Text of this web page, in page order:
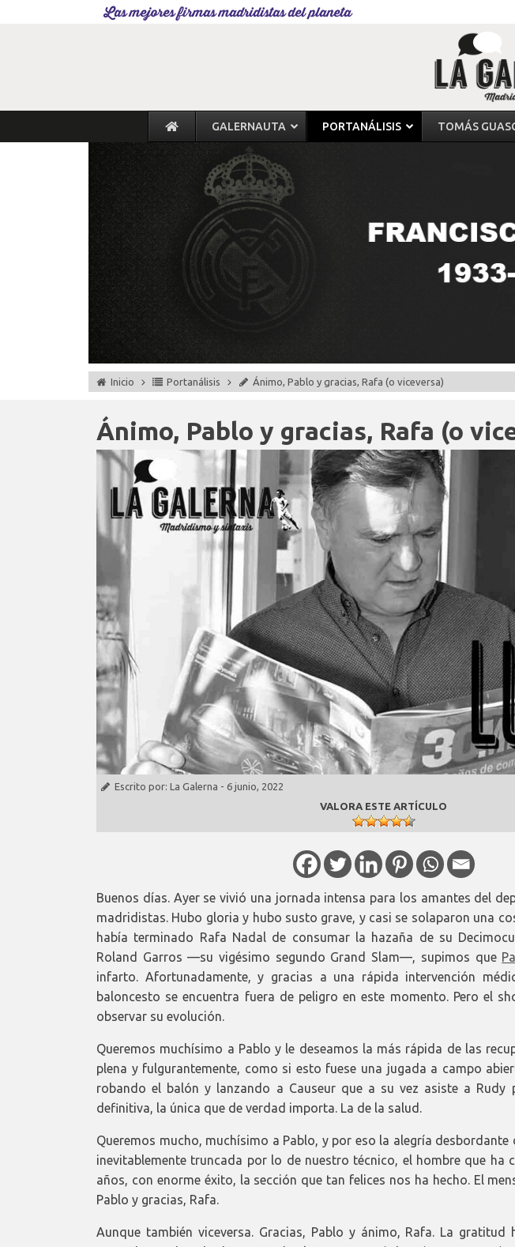
Las mejores firmas madridistas del planeta
GALERNAUTA PORTANÁLISIS TOMÁS
Inicio Portanálisis Ánimo, Pablo y gracias, Rafa (o viceversa)
Ánimo, Pablo y gracias, Rafa (o
Escrito por: La Galerna - 6 junio, 2022
VALORA ESTE ARTÍCULO
Buenos días. Ayer se vivió una jornada intensa para los amantes del
madridistas. Hubo gloria y hubo susto grave, y casi se solaparon una
había terminado Rafa Nadal de consumar la hazaña de su
Roland Garros —su vigésimo segundo Grand Slam—, supimos que
infarto. Afortunadamente, y gracias a una rápida intervención
baloncesto se encuentra fuera de peligro en este momento. Pero el
observar su evolución.
Queremos muchísimo a Pablo y le deseamos la más rápida de las
plena y fulgurantemente, como si esto fuese una jugada a campo
robando el balón y lanzando a Causeur que a su vez asiste a Rudy
definitiva, la única que de verdad importa. La de la salud.
Queremos mucho, muchísimo a Pablo, y por eso la alegría desbordante
inevitablemente truncada por lo de nuestro técnico, el hombre que ha
años, con enorme éxito, la sección que tan felices nos ha hecho. El
Pablo y gracias, Rafa.
Aunque también viceversa. Gracias, Pablo y ánimo, Rafa. La gratitud